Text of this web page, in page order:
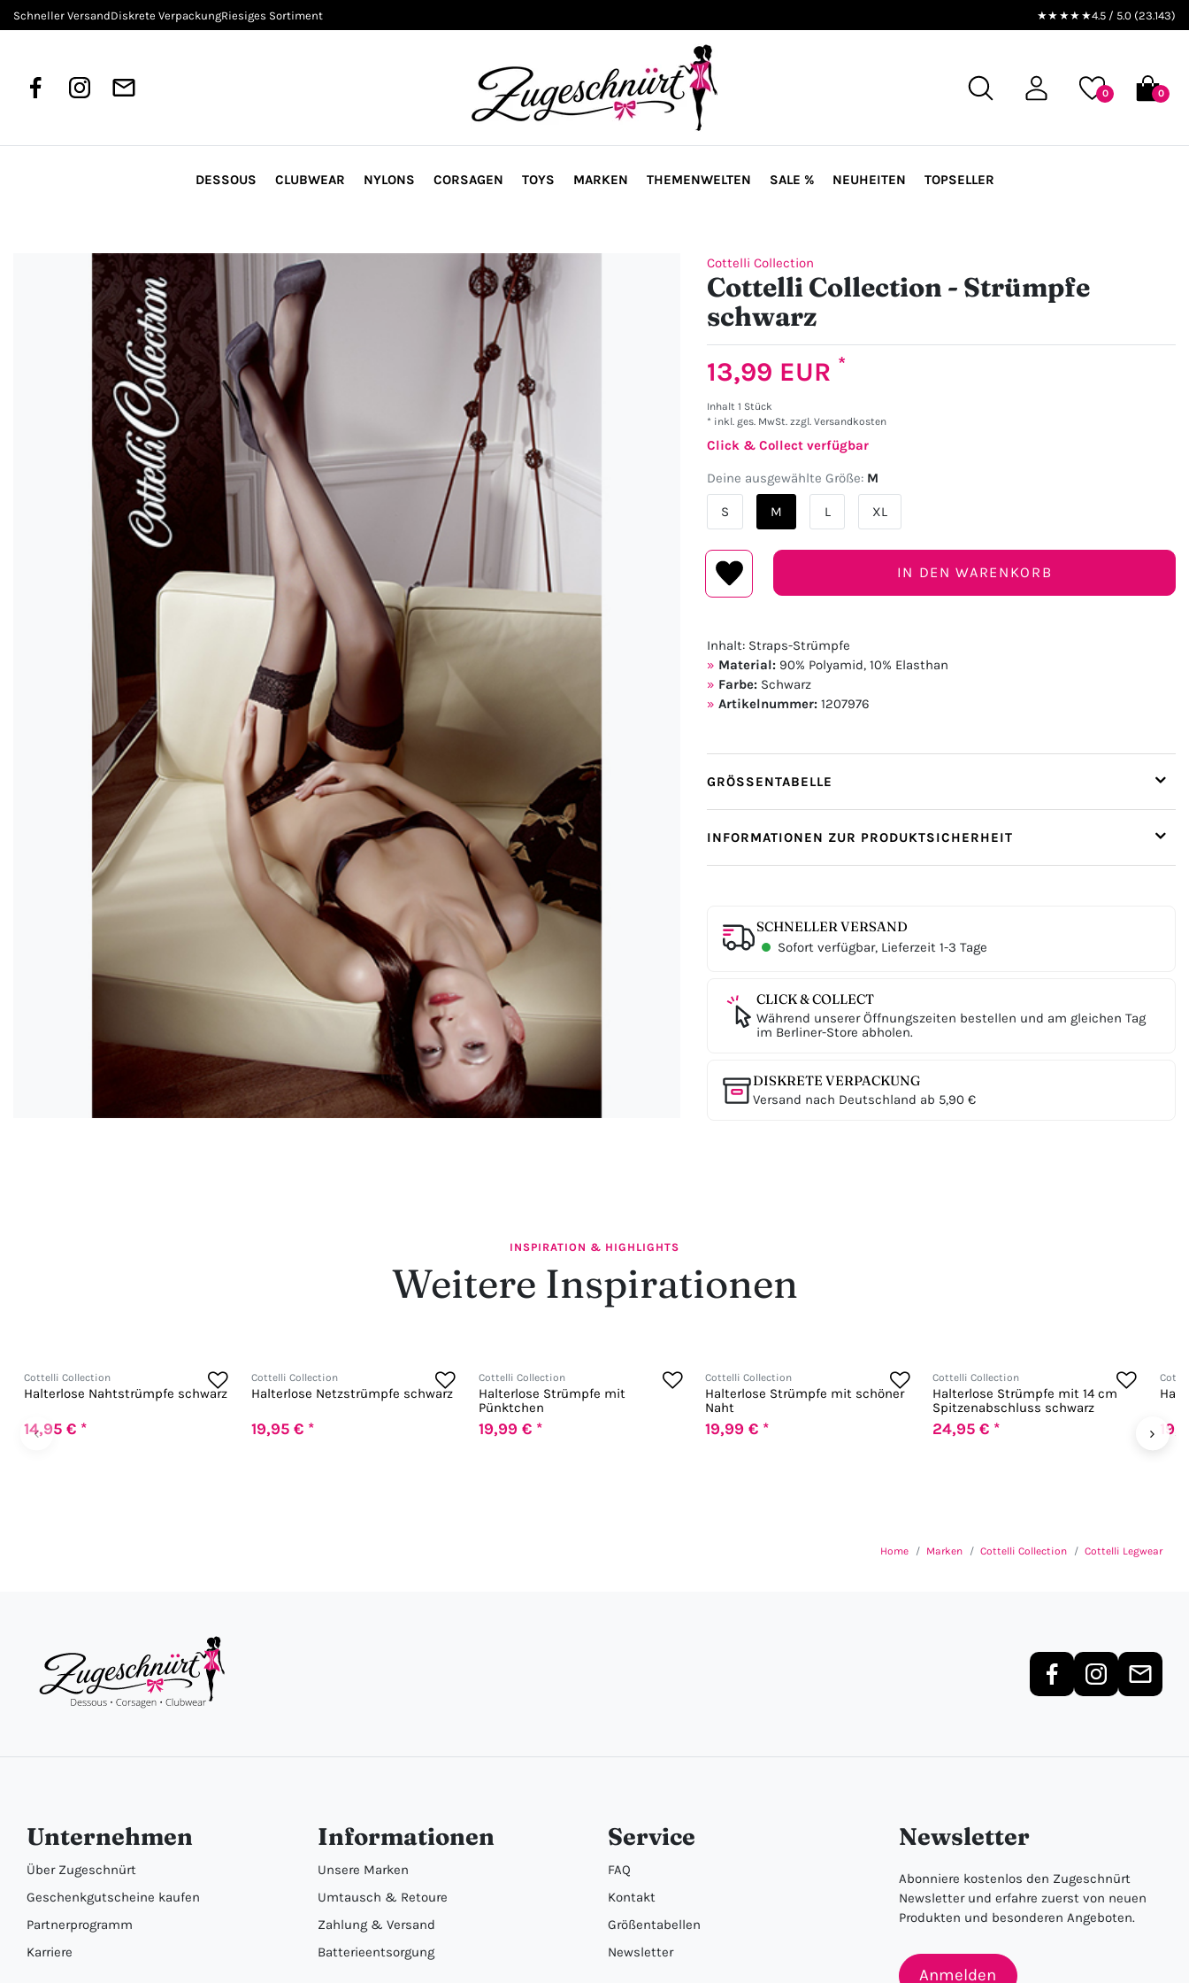
Schneller VersandDiskrete VerpackungRiesiges Sortiment ★★★★★4.5 / 5.0 (23.143)
0 0
DESSOUS CLUBWEAR NYLONS CORSAGEN TOYS MARKEN THEMENWELTEN SALE % NEUHEITEN TOPSELLER
Cottelli Collection
Cottelli Collection - Strümpfe
schwarz
13,99 EUR *
Inhalt 1 Stück
* inkl. ges. MwSt. zzgl. Versandkosten
Click & Collect verfügbar
Deine ausgewählte Größe: M
S M L XL
IN DEN WARENKORB
Inhalt: Straps-Strümpfe
Material: 90% Polyamid, 10% Elasthan
Farbe: Schwarz
Artikelnummer: 1207976
GRÖSSENTABELLE
INFORMATIONEN ZUR PRODUKTSICHERHEIT
SCHNELLER VERSAND
Sofort verfügbar, Lieferzeit 1-3 Tage
CLICK & COLLECT
Während unserer Öffnungszeiten bestellen und am gleichen Tag
im Berliner-Store abholen.
DISKRETE VERPACKUNG
Versand nach Deutschland ab 5,90 €
INSPIRATION & HIGHLIGHTS
Weitere Inspirationen
‹
Cottelli Collection
Halterlose Nahtstrümpfe schwarz
14,95 € *
Cottelli Collection
Halterlose Netzstrümpfe schwarz
19,95 € *
Cottelli Collection
Halterlose Strümpfe mit
Pünktchen
19,99 € *
Cottelli Collection
Halterlose Strümpfe mit schöner
Naht
19,99 € *
Cottelli Collection
Halterlose Strümpfe mit 14 cm
Spitzenabschluss schwarz
24,95 € * ›
Home Marken Cottelli Collection Cottelli Legwear
Unternehmen
Über Zugeschnürt
Geschenkgutscheine kaufen
Partnerprogramm
Karriere
Informationen
Unsere Marken
Umtausch & Retoure
Zahlung & Versand
Batterieentsorgung
Service
FAQ
Kontakt
Größentabellen
Newsletter
Newsletter
Abonniere kostenlos den Zugeschnürt
Newsletter und erfahre zuerst von neuen
Produkten und besonderen Angeboten.
Anmelden